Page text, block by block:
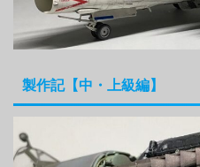
製作記【中・上級編】